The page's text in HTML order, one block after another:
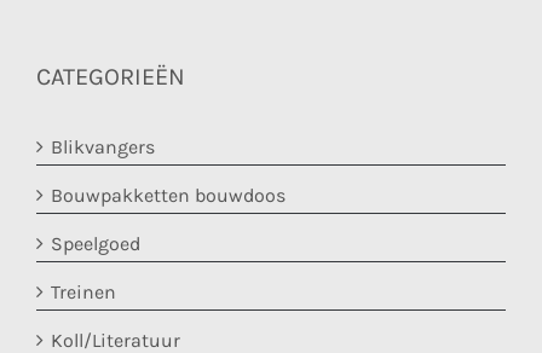
CATEGORIEËN
Blikvangers
Bouwpakketten bouwdoos
Speelgoed
Treinen
Koll/Literatuur